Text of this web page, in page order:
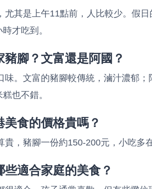
尤其是上午11點前，人比較少。假
才吃到。
豬腳？文富還是阿國？
味。文富的豬腳較傳統，滷汁濃郁
也不錯。
食的價格貴嗎？
貴，豬腳一份約150-200元，小吃多
適合家庭的美食？